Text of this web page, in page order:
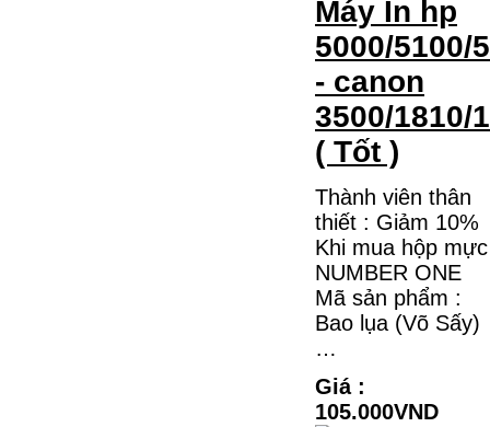
Máy In hp
5000/5100/
- canon
3500/1810/
( Tốt )
Thành viên thân
thiết : Giảm 10%
Khi mua hộp mực
NUMBER ONE
Mã sản phẩm :
Bao lụa (Võ Sấy)
…
Giá :
105.000VND